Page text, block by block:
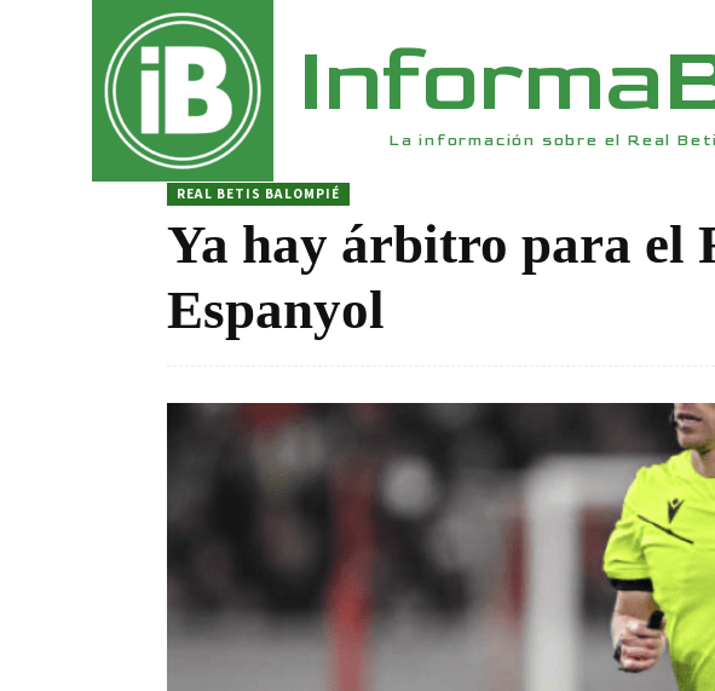
La información sobre el Real
REAL BETIS BALOMPIÉ
Ya hay árbitro para el
Espanyol